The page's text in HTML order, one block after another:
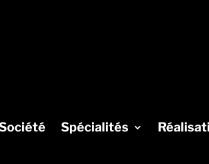
Spécialités